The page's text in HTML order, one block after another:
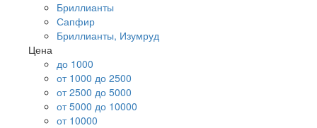
Бриллианты
Сапфир
Бриллианты, Изумруд
Цена
до 1000
от 1000 до 2500
от 2500 до 5000
от 5000 до 10000
от 10000